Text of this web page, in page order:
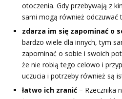
otoczenia. Gdy przebywają z
sami mogą również odczuwać
zdarza im się zapominać o
bardzo wiele dla innych, tym
zapominać o sobie i swoich
że nie robią tego celowo i
uczucia i potrzeby również są
łatwo ich zranić – Rzecznika